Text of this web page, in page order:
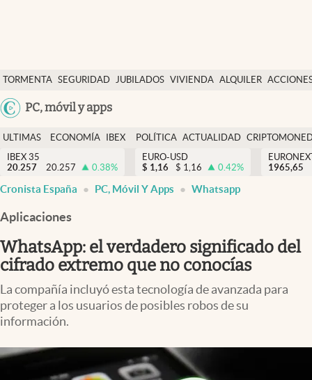
TORMENTA SEGURIDAD JUBILADOS VIVIENDA ALQUILER
USA
PC, móvil y apps
Economía y finanzas
Política
Actualidad
Criptomonedas
España
ULTIMAS
NOTICIAS
ECONOMÍA
FINANZAS
IBEX
EURO
POLÍTICA ACTUALIDAD
IBEX 35
20.257
20.257 0.38%
EURO-USD
$ 1,16 $ 1,16 0.42%
1965,65
Cronista España PC, Móvil Y Apps Whatsapp
Aplicaciones
WhatsApp: el verdadero significado del
cifrado extremo que no conocías
La compañía incluyó esta tecnología de avanzada para
proteger a los usuarios de posibles robos de su
información.